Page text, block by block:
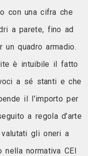
con una cifra che
a parete, fino ad
quadro armadio.
è intuibile il fatto
a sé stanti e che
il l’importo per
a regola d’arte
gli oneri a
normativa CEI